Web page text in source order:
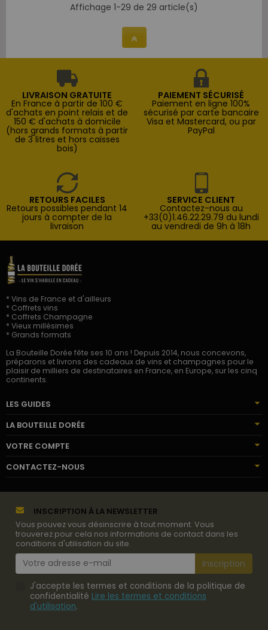
Affichage 1-29 de 29 article(s)
LIVRAISON GRATUITE
En France à partir de 100 €
d'achats en point relais et de
150 € d'achats à domicile
(hors grands formats à partir
de 3 litres et hors caisses
bois)
PAIEMENT SÉCURISÉ
Paiement en ligne 100%
sécurisé par carte bancaire
Visa et Mastercard, ou par
PayPal
RETOURS FACILES
Retours possibles pendant 14
jours à compter de la
livraison
SERVICE CLIENT
Contactez-nous au
+33(0)1.46.22.29.79 du lundi
au vendredi de 9h à 18h
* Vins de France et d'ailleurs
* Coffrets vins
* Coffrets Champagne
* Vieux millésimes
* Grands formats
La Bouteille Dorée fête ses 10 ans ! Depuis 2014, nous concevons,
préparons et livrons des cadeaux de vins et champagnes pour le
plaisir de milliers de destinataires en France, en Europe, sur les cinq
continents.
LES GUIDES
LA BOUTEILLE DORÉE
VOTRE COMPTE
CONTACTEZ-NOUS
INSCRIPTION À LA NEWSLETTER
Vous pouvez vous désinscrire à tout moment. Vous
trouverez pour cela nos informations de contact dans les
conditions d'utilisation du site.
J'accepte les termes et conditions de la politique de
confidentialité Lire les termes et conditions
d'utilisation.